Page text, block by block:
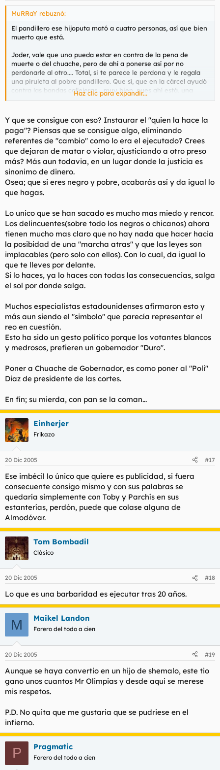
MuRRaY rebuznó:
El pandillero ese hijoputa mató a cuatro personas, así que bien
muerto que está.
Joder, vale que uno pueda estar en contra de la pena de
muerte o del chuache, pero de ahí a ponerse así por no
perdonarle al otro.... Total, si te parece le perdona y le regala
una piruleta al pobre pandillero. Que sí, que en la cárcel ayudó
contra las bandas callejeras... muy bien, pues ahí está, una
muerte limpia y rápida, amariconada, en vez de un
Haz clic para expandir...
Y que se consigue con eso? Instaurar el "quien la hace la
paga"? Piensas que se consigue algo, eliminando
referentes de "cambio" como lo era el ejecutado? Crees
que dejaran de matar o violar, ajusticiando a otro preso
más? Más aun todavia, en un lugar donde la justicia es
sinonimo de dinero.
Osea; que si eres negro y pobre, acabarás así y da igual lo
que hagas.
Lo unico que se han sacado es mucho mas miedo y rencor.
Los delincuentes(sobre todo los negros o chicanos) ahora
tienen mucho mas claro que no hay nada que hacer hacia
la posibidad de una "marcha atras" y que las leyes son
implacables (pero solo con ellos). Con lo cual, da igual lo
que te lleves por delante.
Si lo haces, ya lo haces con todas las consecuencias, salga
el sol por donde salga.
Muchos especialistas estadounidenses afirmaron esto y
más aun siendo el "simbolo" que parecía representar el
reo en cuestión.
Esto ha sido un gesto político porque los votantes blancos
y medrosos, prefieren un gobernador "Duro".
Poner a Chuache de Gobernador, es como poner al "Poli"
Diaz de presidente de las cortes.
En fín; su mierda, con pan se la coman...
Einherjer
Frikazo
20 Dic 2005 #17
Ese imbécil lo único que quiere es publicidad, si fuera
consecuente consigo mismo y con sus palabras se
quedaría simplemente con Toby y Parchís en sus
estanterías, perdón, puede que colase alguna de
Almodóvar.
Tom Bombadil
Clásico
20 Dic 2005 #18
Lo que es una barbaridad es ejecutar tras 20 años.
M Maikel Landon
Forero del todo a cien
20 Dic 2005 #19
Aunque se haya convertio en un hijo de shemalo, este tio
gano unos cuantos Mr Olimpias y desde aqui se merese
mis respetos.
P.D. No quita que me gustaria que se pudriese en el
infierno.
P Pragmatic
Forero del todo a cien